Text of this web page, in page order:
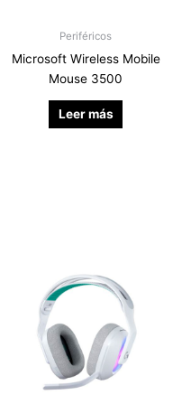
Periféricos
Microsoft Wireless Mobile
Mouse 3500
Leer más